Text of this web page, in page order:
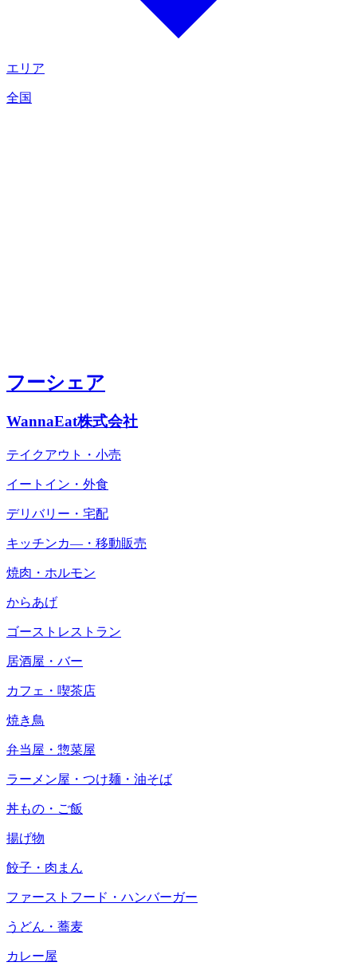
エリア
全国
フーシェア
WannaEat株式会社
テイクアウト・小売
イートイン・外食
デリバリー・宅配
キッチンカ―・移動販売
焼肉・ホルモン
からあげ
ゴーストレストラン
居酒屋・バー
カフェ・喫茶店
焼き鳥
弁当屋・惣菜屋
ラーメン屋・つけ麺・油そば
丼もの・ご飯
揚げ物
餃子・肉まん
ファーストフード・ハンバーガー
うどん・蕎麦
カレー屋